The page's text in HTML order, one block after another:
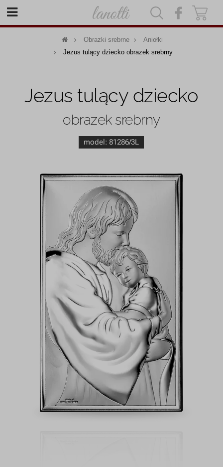
Obrazki srebrne
Aniołki
Jezus tulący dziecko obrazek srebrny
Jezus tulący dziecko
obrazek srebrny
model:81286/3L